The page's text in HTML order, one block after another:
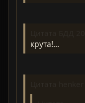
крута!...